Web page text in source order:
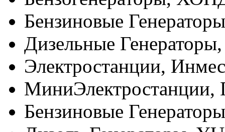
Бензиновые
Дизельные
Электростанции,
МиниЭлектростанции,
Бензиновые